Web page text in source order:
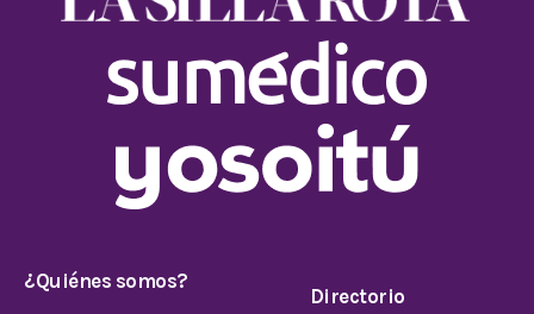
¿Quiénes somos?
Directorio